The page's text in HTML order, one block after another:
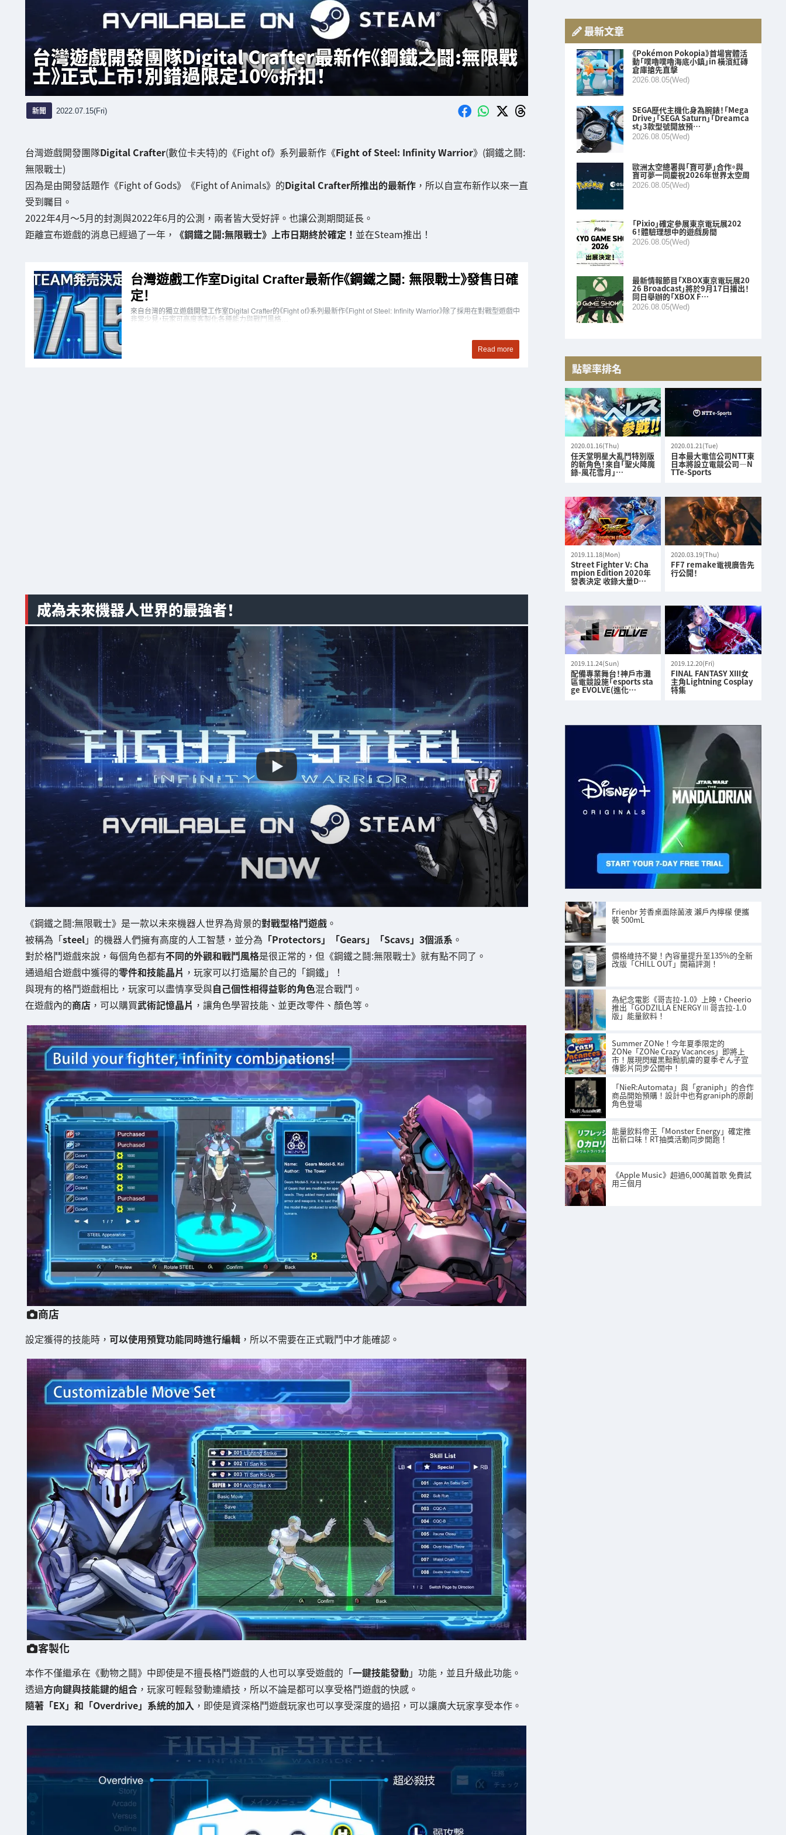
台灣遊戲開發團隊Digital Crafter最新作《鋼鐵之鬪:無限戰
士》正式上市！別錯過限定10%折扣！
新聞 2022.07.15(Fri)
台灣遊戲開發團隊Digital Crafter(數位卡夫特)的《Fight of》系列最新作《Fight of Steel: Infinity Warrior》(鋼鐵之鬪:
無限戰士)
因為是由開發話題作《Fight of Gods》《Fight of Animals》的Digital Crafter所推出的最新作，所以自宣布新作以來一直
受到矚目。
2022年4月～5月的封測與2022年6月的公測，兩者皆大受好評。也讓公測期間延長。
距離宣布遊戲的消息已經過了一年， 《鋼鐵之鬪:無限戰士》上市日期終於確定！ 並在Steam推出！
成為未來機器人世界的最強者！
《鋼鐵之鬪:無限戰士》是一款以未來機器人世界為背景的對戰型格鬥遊戲。
被稱為「steel」的機器人們擁有高度的人工智慧，並分為 「Protectors」「Gears」「Scavs」3個派系 。
對於格鬥遊戲來說，每個角色都有不同的外觀和戰鬥風格是很正常的，但《鋼鐵之鬪:無限戰士》就有點不同了。
通過組合遊戲中獲得的零件和技能晶片 ，玩家可以打造屬於自己的「鋼鐵」！
與現有的格鬥遊戲相比，玩家可以盡情享受與自己個性相得益彰的角色混合戰鬥。
在遊戲內的商店，可以購買武術記憶晶片 ，讓角色學習技能、並更改零件、顏色等。
商店
設定獲得的技能時， 可以使用預覽功能同時進行編輯，所以不需要在正式戰鬥中才能確認。
客製化
本作不僅繼承在《動物之鬪》中即使是不擅長格鬥遊戲的人也可以享受遊戲的「一鍵技能發動」功能，並且升級此功能。
透過方向鍵與技能鍵的組合，玩家可輕鬆發動連續技，所以不論是都可以享受格鬥遊戲的快感。
隨著「EX」和「Overdrive」系統的加入 ，即使是資深格鬥遊戲玩家也可以享受深度的過招，可以讓廣大玩家享受本作。
最新文章
《Pokémon Pokopia》首場實體活
動「噗嚕噗嚕海底小鎮」in 橫濱紅磚
倉庫搶先直擊
2026.08.05(Wed)
SEGA歷代主機化身為腕錶！「Mega
Drive」「SEGA Saturn」「Dreamca
st」3款型號開放預…
2026.08.05(Wed)
歐洲太空總署與「寶可夢」合作。與
寶可夢一同慶祝2026年世界太空周
2026.08.05(Wed)
「Pixio」確定參展東京電玩展202
6！體驗理想中的遊戲房間
2026.08.05(Wed)
最新情報節目「XBOX東京電玩展20
26 Broadcast」將於9月17日播出！
同日舉辦的「XBOX F…
2026.08.05(Wed)
點擊率排名
2020.01.16(Thu)
任天堂明星大亂鬥特別版
的新角色！來自「聖火降魔
錄-風花雪月」…
2020.01.21(Tue)
日本最大電信公司NTT東
日本將設立電競公司—N
TTe-Sports
2019.11.18(Mon)
Street Fighter V: Cha
mpion Edition 2020年
發表決定 收錄大量D…
2020.03.19(Thu)
FF7 remake電視廣告先
行公開！
2019.11.24(Sun)
配備專業舞台！神戶市灘
區電競設施「esports sta
ge EVOLVE(進化…
2019.12.20(Fri)
FINAL FANTASY XIII女
主角Lightning Cosplay
特集
Frienbr 芳香桌面除菌液 瀨戶內檸檬 便攜
裝 500mL
價格維持不變！內容量提升至135%的全新
改版「CHILL OUT」開箱評測！
為紀念電影《哥吉拉-1.0》上映，Cheerio
推出「GODZILLA ENERGY Ⅲ 哥吉拉-1.0
版」能量飲料！
Summer ZONe！今年夏季限定的
ZONe「ZONe Crazy Vacances」即將上
市！展現閃耀黑黝黝肌膚的夏季ぞん子宣
傳影片同步公開中！
「NieR:Automata」與「graniph」的合作
商品開始預購！設計中也有graniph的原創
角色登場
能量飲料帝王「Monster Energy」確定推
出新口味！RT抽獎活動同步開跑！
《Apple Music》超過6,000萬首歌 免費試
用三個月